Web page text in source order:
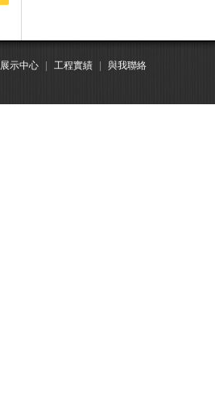
展示中心 工程實績 與我聯絡